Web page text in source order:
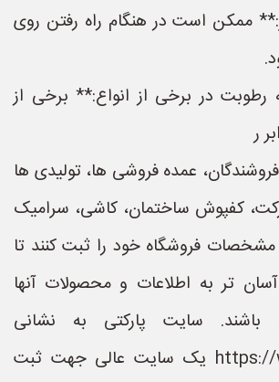
ممکن است در هنگام راه رفتن روی
در برخی از انواع:** برخی از
ر
عمده فروشی ها، تولیدی ها
کفپوش ساختمان، کاشی، سرامیک
مشخصات فروشگاه خود را ثبت کنند تا
آسان تر به اطلاعات و محصولات آنها
باشند. سایت پارکتی به نشانی
https://www.Parketi.ir یک سایت عالی جهت ثبت